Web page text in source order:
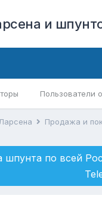
и
Пользователи
Продажа и
по всей